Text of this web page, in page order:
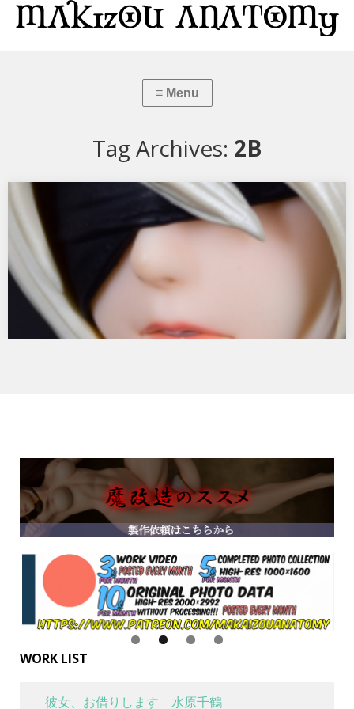
Tag Archives: 2B
NieR: Automata 2B
スクウェア・エニックスより NieR：Automata 2B(ヨルハ二号B型) で
す。 スクウェア・…
WORK LIST
彼女、お借りします 水原千鶴